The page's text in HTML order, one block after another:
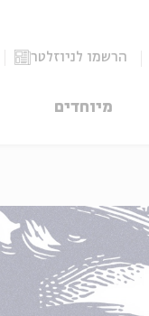
הרשמו לניוזלטר
מיוחדים